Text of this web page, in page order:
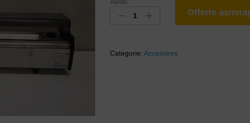
Aantal:
Offerte
Categorie:Accesoires